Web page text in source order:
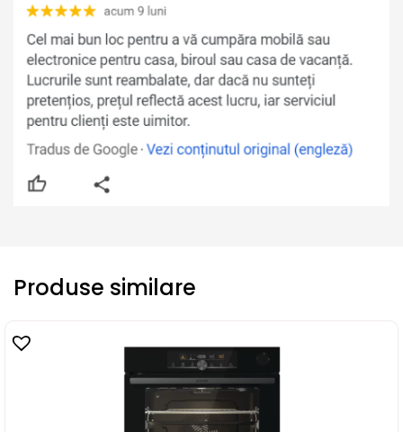
Produse similare